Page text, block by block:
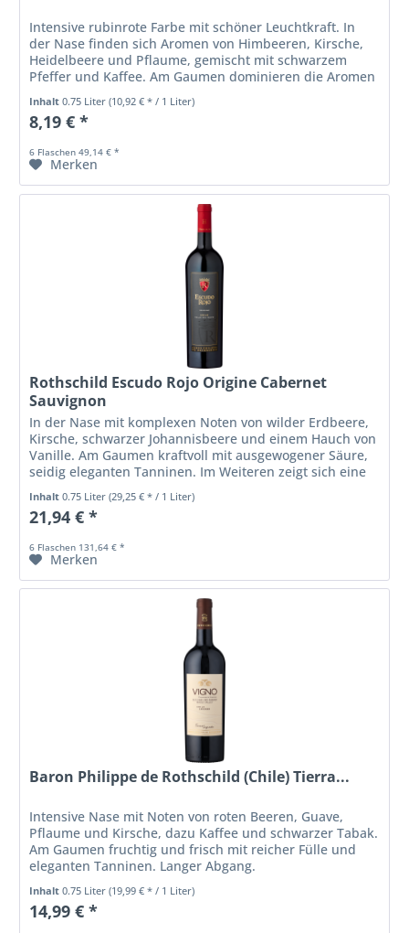
Intensive rubinrote Farbe mit schöner Leuchtkraft. In
der Nase finden sich Aromen von Himbeeren, Kirsche,
Heidelbeere und Pflaume, gemischt mit schwarzem
Pfeffer und Kaffee. Am Gaumen dominieren die Aromen
von roten Früchten und...
Inhalt0.75 Liter(10,92 € * / 1 Liter)
8,19 € *
6 Flaschen 49,14 € *
Merken
Rothschild Escudo Rojo Origine Cabernet
Sauvignon
In der Nase mit komplexen Noten von wilder Erdbeere,
Kirsche, schwarzer Johannisbeere und einem Hauch von
Vanille. Am Gaumen kraftvoll mit ausgewogener Säure,
seidig eleganten Tanninen. Im Weiteren zeigt sich eine
Inhalt0.75 Liter(29,25 € * / 1 Liter)
21,94 € *
6 Flaschen 131,64 € *
Merken
Baron Philippe de Rothschild (Chile) Tierra...
Intensive Nase mit Noten von roten Beeren, Guave,
Pflaume und Kirsche, dazu Kaffee und schwarzer Tabak.
Am Gaumen fruchtig und frisch mit reicher Fülle und
eleganten Tanninen. Langer Abgang.
Inhalt0.75 Liter(19,99 € * / 1 Liter)
14,99 € *